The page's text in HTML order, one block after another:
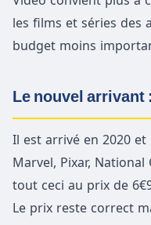
les films et séries des
budget moins
Le nouvel arrivant
Il est arrivé en 2020
Marvel, Pixar,
tout ceci au prix de
Le prix reste correct